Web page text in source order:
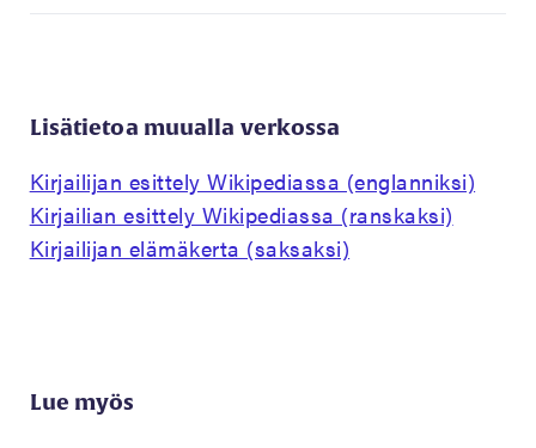
Lisätietoa muualla verkossa
Kirjailijan esittely Wikipediassa (englanniksi)
Kirjailian esittely Wikipediassa (ranskaksi)
Kirjailijan elämäkerta (saksaksi)
Lue myös